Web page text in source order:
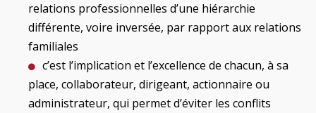
relations professionnelles d’une hiérarchie
différente, voire inversée, par rapport aux relations
familiales
c’est l’implication et l’excellence de chacun, à sa
place, collaborateur, dirigeant, actionnaire ou
administrateur, qui permet d’éviter les conflits